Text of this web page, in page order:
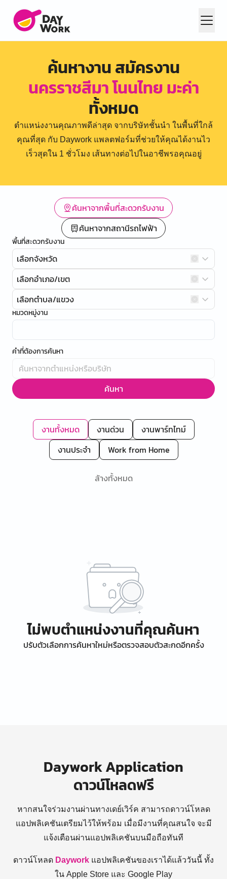
ค้นหางาน สมัครงาน
นครราชสีมา โนนไทย มะค่า
ทั้งหมด
ตำแหน่งงานคุณภาพดีล่าสุด จากบริษัทชั้นนำ ในพื้นที่ใกล้
คุณที่สุด กับ Daywork แพลตฟอร์มที่ช่วยให้คุณได้งานไว
เร็วสุดใน 1 ชั่วโมง เส้นทางต่อไปในอาชีพรอคุณอยู่
ค้นหาจากพื้นที่สะดวกรับงาน
ค้นหาจากสถานีรถไฟฟ้า
พื้นที่สะดวกรับงาน
เลือกจังหวัด
เลือกอำเภอ/เขต
เลือกตำบล/แขวง
หมวดหมู่งาน
คำที่ต้องการค้นหา
ค้นหา
งานทั้งหมด งานด่วน
งานพาร์ทไทม์
งานประจำ
Work from Home
ล้างทั้งหมด
ไม่พบตำแหน่งงานที่คุณค้นหา
ปรับตัวเลือกการค้นหาใหม่หรือตรวจสอบตัวสะกดอีกครั้ง
Daywork Application
ดาวน์โหลดฟรี
หากสนใจร่วมงานผ่านทางเดย์เวิร์ค สามารถดาวน์โหลด
แอปพลิเคชันเตรียมไว้ให้พร้อม เมื่อมีงานที่คุณสนใจ จะมี
แจ้งเตือนผ่านแอปพลิเคชันบนมือถือทันที
ดาวน์โหลด Daywork แอปพลิเคชันของเราได้แล้ววันนี้ ทั้ง
ใน Apple Store และ Google Play